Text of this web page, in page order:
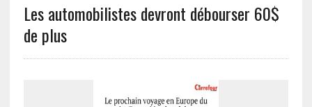
Les automobilistes devront débourser 60$
de plus